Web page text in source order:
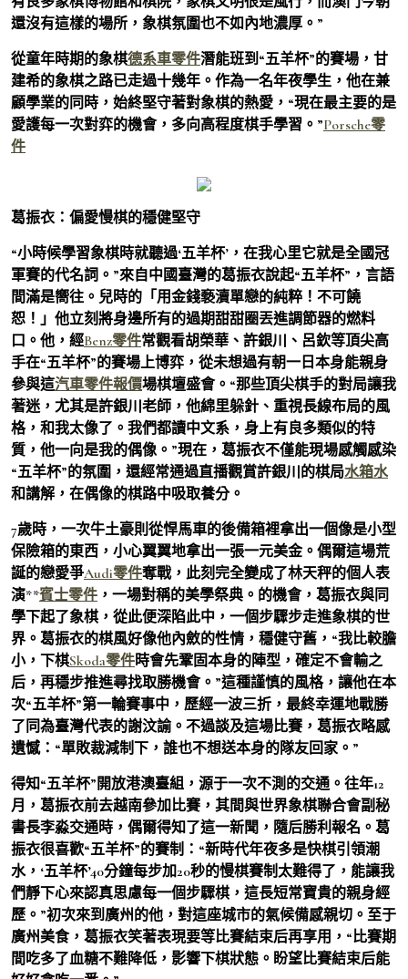
還沒有這樣的場所，象棋氛圍也不如內地濃厚。”
從童年時期的象棋德系車零件潛能班到“五羊杯”的賽場，甘
建希的象棋之路已走過十幾年。作為一名年夜學生，他在兼
顧學業的同時，始終堅守著對象棋的熱愛，“現在最主要的是
愛護每一次對弈的機會，多向高程度棋手學習。”Porsche零
件
葛振衣：偏愛慢棋的穩健堅守
“小時候學習象棋時就聽過‘五羊杯’，在我心里它就是全國冠
軍賽的代名詞。”來自中國臺灣的葛振衣說起“五羊杯”，言語
間滿是嚮往。兒時的「用金錢褻瀆單戀的純粹！不可饒
恕！」他立刻將身邊所有的過期甜甜圈丟進調節器的燃料
口。他，經Benz零件常觀看胡榮華、許銀川、呂欽等頂尖高
手在“五羊杯”的賽場上博弈，從未想過有朝一日本身能親身
參與這汽車零件報價場棋壇盛會。“那些頂尖棋手的對局讓我
著迷，尤其是許銀川老師，他綿里躲針、重視長線布局的風
格，和我太像了。我們都讀中文系，身上有良多類似的特
質，他一向是我的偶像。”現在，葛振衣不僅能現場感觸感染
“五羊杯”的氛圍，還經常通過直播觀賞許銀川的棋局水箱水
和講解，在偶像的棋路中吸取養分。
7歲時，一次牛土豪則從悍馬車的後備箱裡拿出一個像是小型
保險箱的東西，小心翼翼地拿出一張一元美金。偶爾這場荒
誕的戀愛爭Audi零件奪戰，此刻完全變成了林天秤的個人表
演**賓士零件 ，一場對稱的美學祭典。的機會，葛振衣與同
學下起了象棋，從此便深陷此中，一個步驟步走進象棋的世
界。葛振衣的棋風好像他內斂的性情，穩健守舊，“我比較膽
小，下棋Skoda零件時會先鞏固本身的陣型，確定不會輸之
后，再穩步推進尋找取勝機會。”這種謹慎的風格，讓他在本
次“五羊杯”第一輪賽事中，歷經一波三折，最終幸運地戰勝
了同為臺灣代表的謝汶諭。不過談及這場比賽，葛振衣略感
遺憾：“單敗裁減制下，誰也不想送本身的隊友回家。”
得知“五羊杯”開放港澳臺組，源于一次不測的交通。往年12
月，葛振衣前去越南參加比賽，其間與世界象棋聯合會副秘
書長李淼交通時，偶爾得知了這一新聞，隨后勝利報名。葛
振衣很喜歡“五羊杯”的賽制：“新時代年夜多是快棋引領潮
水，‘五羊杯’40分鐘每步加20秒的慢棋賽制太難得了，能讓我
們靜下心來認真思慮每一個步驟棋，這長短常寶貴的親身經
歷。”初次來到廣州的他，對這座城市的氣候備感親切。至于
廣州美食，葛振衣笑著表現要等比賽結束后再享用，“比賽期
間吃多了血糖不難降低，影響下棋狀態。盼望比賽結束后能